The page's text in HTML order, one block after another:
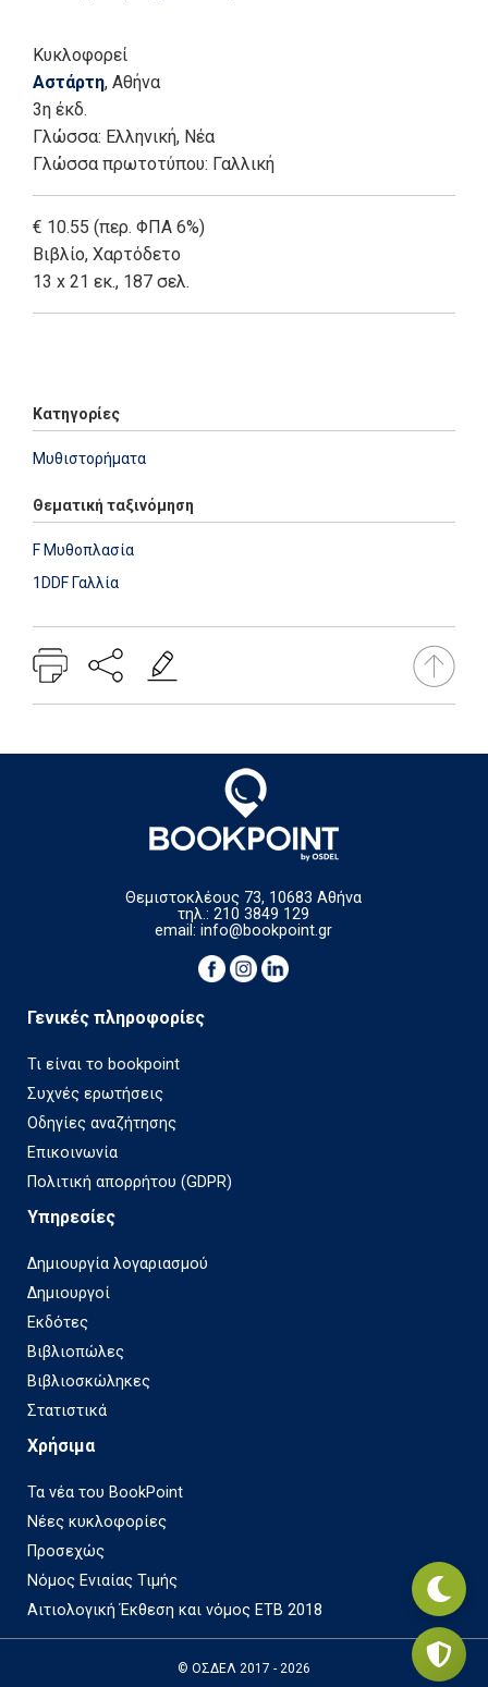
Κυκλοφορεί
Αστάρτη, Αθήνα
3η έκδ.
Γλώσσα: Ελληνική, Νέα
Γλώσσα πρωτοτύπου: Γαλλική
€ 10.55 (περ. ΦΠΑ 6%)
Βιβλίο, Χαρτόδετο
13 x 21 εκ., 187 σελ.
Κατηγορίες
Μυθιστορήματα
Θεματική ταξινόμηση
F Μυθοπλασία
1DDF Γαλλία
Θεμιστοκλέους 73, 10683 Αθήνα
τηλ.: 210 3849 129
email:info@bookpoint.gr
Γενικές πληροφορίες
Τι είναι το bookpoint
Συχνές ερωτήσεις
Οδηγίες αναζήτησης
Επικοινωνία
Πολιτική απορρήτου (GDPR)
Υπηρεσίες
Δημιουργία λογαριασμού
Δημιουργοί
Εκδότες
Βιβλιοπώλες
Βιβλιοσκώληκες
Στατιστικά
Χρήσιμα
Τα νέα του BookPoint
Νέες κυκλοφορίες
Προσεχώς
Νόμος Ενιαίας Τιμής
Αιτιολογική Έκθεση και νόμος ΕΤΒ 2018
© ΟΣΔΕΛ 2017 - 2026